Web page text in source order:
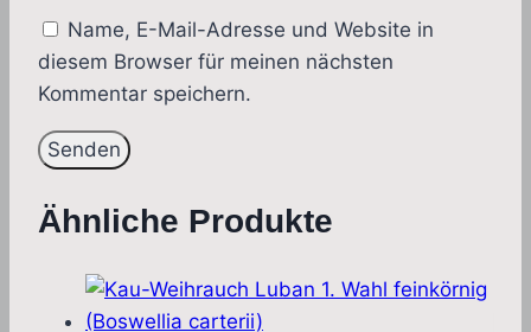
Name, E-Mail-Adresse und Website in
diesem Browser für meinen nächsten
Kommentar speichern.
Ähnliche Produkte